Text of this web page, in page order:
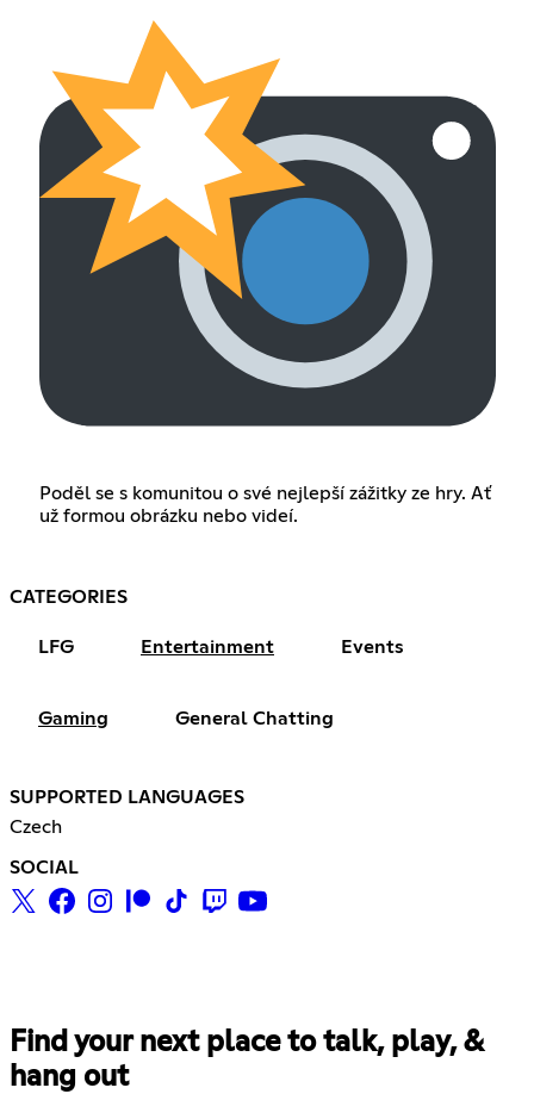
Poděl se s komunitou o své nejlepší zážitky ze hry. Ať
už formou obrázku nebo videí.
CATEGORIES
LFG Entertainment Events
Gaming General Chatting
SUPPORTED LANGUAGES
Czech
SOCIAL
Find your next place to talk, play, &
hang out